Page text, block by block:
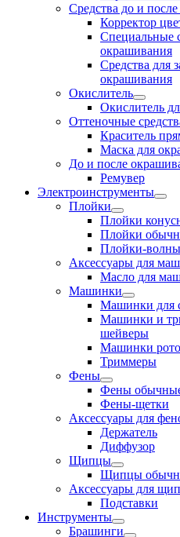
Средства до и
Корректор
Специальные
окрашивания
Средства для
окрашивания
Окислитель
Окислитель
Оттеночные
Краситель
Маска для
До и после
Ремувер
Электроинструменты
Плойки
Плойки
Плойки
Плойки-волны
Аксессуары для
Масло для
Машинки
Машинки для
Машинки и
шейверы
Машинки
Триммеры
Фены
Фены
Фены-щетки
Аксессуары для
Держатель
Диффузор
Щипцы
Щипцы
Аксессуары для
Подставки
Инструменты
Брашинги